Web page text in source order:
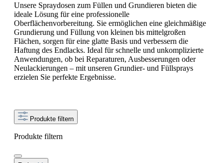
Unsere Spraydosen zum Füllen und Grundieren bieten die
ideale Lösung für eine professionelle
Oberflächenvorbereitung. Sie ermöglichen eine gleichmäßige
Grundierung und Füllung von kleinen bis mittelgroßen
Flächen, sorgen für eine glatte Basis und verbessern die
Haftung des Endlacks. Ideal für schnelle und unkomplizierte
Anwendungen, ob bei Reparaturen, Ausbesserungen oder
Neulackierungen – mit unseren Grundier- und Füllsprays
erzielen Sie perfekte Ergebnisse.
Produkte filtern
Produkte filtern